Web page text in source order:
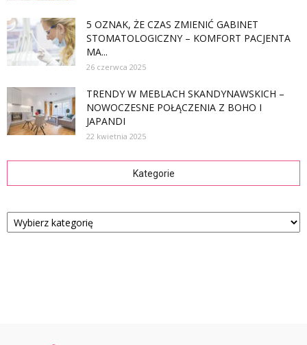
5 OZNAK, ŻE CZAS ZMIENIĆ GABINET
STOMATOLOGICZNY – KOMFORT PACJENTA
MA...
26 czerwca 2025
TRENDY W MEBLACH SKANDYNAWSKICH –
NOWOCZESNE POŁĄCZENIA Z BOHO I
JAPANDI
22 kwietnia 2025
Kategorie
Kategorie